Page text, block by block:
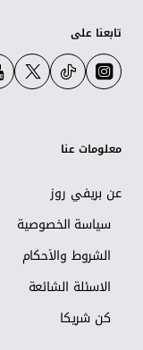
تابعنا على
معلومات عنا
عن بريفي روز
سياسة الخصوصية
الشروط والأحكام
الاسئلة الشائعة
كن شريكاً